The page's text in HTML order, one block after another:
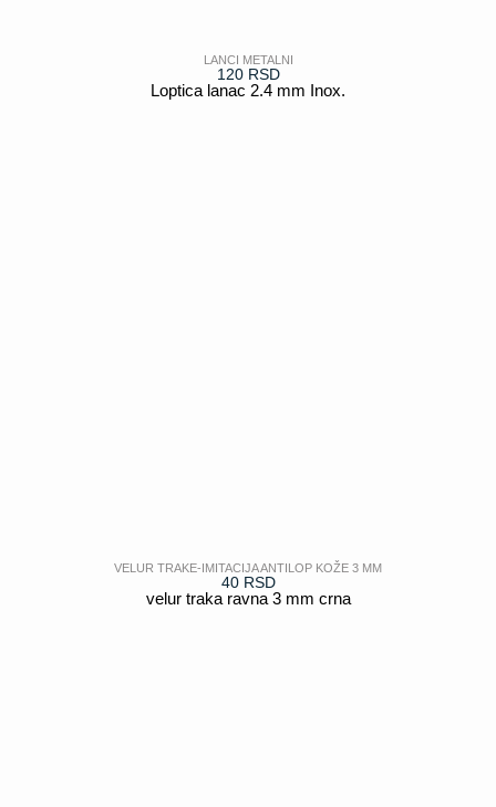
LANCI METALNI
120 RSD
Loptica lanac 2.4 mm Inox.
VELUR TRAKE-IMITACIJA ANTILOP KOŽE 3 MM
40 RSD
velur traka ravna 3 mm crna